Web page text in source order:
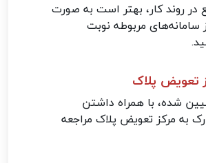
در روند کار، بهتر است به صورت
سامانه‌های مربوطه نوبت
تعویض پلاک
شده، با همراه داشتن
به مرکز تعویض پلاک مراجعه